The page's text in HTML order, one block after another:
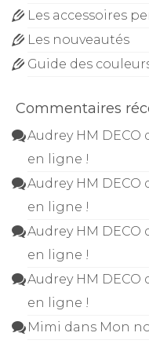
Les accessoires
Les nouveautés
Guide des
Commentaires
Audrey HM DECO
en ligne !
Audrey HM DECO
en ligne !
Audrey HM DECO
en ligne !
Audrey HM DECO
en ligne !
Mimi dans Mon